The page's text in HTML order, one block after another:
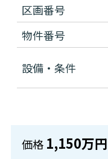
区画番号
物件番号
設備・条件
価格 1,150万円